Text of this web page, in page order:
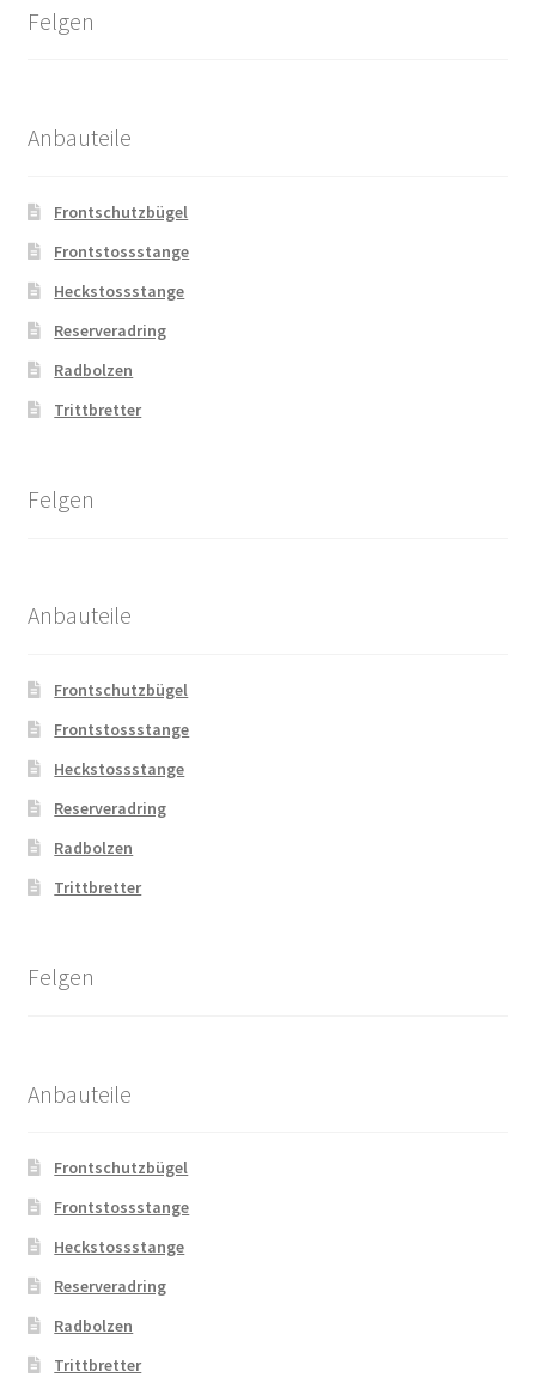
Felgen
Anbauteile
Frontschutzbügel
Frontstossstange
Heckstossstange
Reserveradring
Radbolzen
Trittbretter
Felgen
Anbauteile
Frontschutzbügel
Frontstossstange
Heckstossstange
Reserveradring
Radbolzen
Trittbretter
Felgen
Anbauteile
Frontschutzbügel
Frontstossstange
Heckstossstange
Reserveradring
Radbolzen
Trittbretter